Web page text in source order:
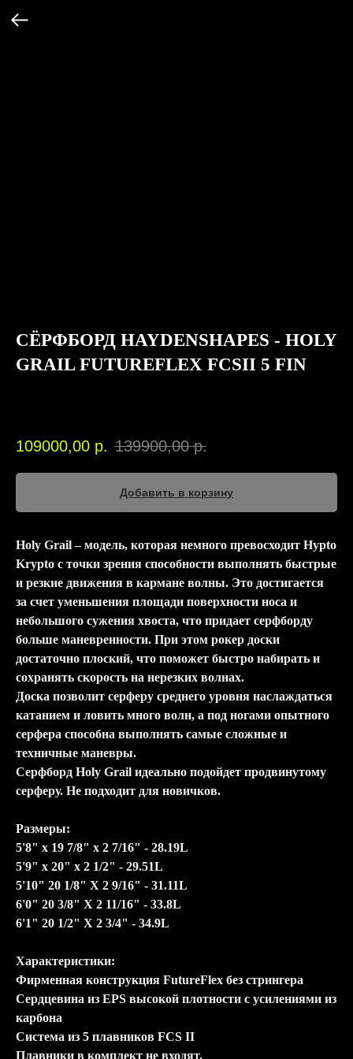
СЁРФБОРД HAYDENSHAPES - HOLY
GRAIL FUTUREFLEX FCSII 5 FIN
109000,00 р. 139900,00 р.
Добавить в корзину
Holy Grail– модель, которая немного превосходит Hypto
Krypto с точки зрения способности выполнять быстрые
и резкие движения в кармане волны. Это достигается
за счет уменьшения площади поверхности носа и
небольшого сужения хвоста, что придает серфборду
больше маневренности. При этом рокер доски
достаточно плоский, что поможет быстро набирать и
сохранять скорость на нерезких волнах.
Доска позволит серферу среднего уровня наслаждаться
катанием и ловить много волн, а под ногами опытного
серфера способна выполнять самые сложные и
техничные маневры.
Серфборд Holy Grail идеально подойдет продвинутому
серферу. Не подходит для новичков.
Размеры:
5'8" x 19 7/8" x 2 7/16" - 28.19L
5'9" x 20" x 2 1/2" - 29.51L
5'10" 20 1/8" Х 2 9/16" - 31.11L
6'0" 20 3/8" Х 2 11/16" - 33.8L
6'1" 20 1/2" Х 2 3/4" - 34.9L
Характеристики:
Фирменная конструкция FutureFlex без стрингера
Сердцевина из EPS высокой плотности с усилениями из
карбона
Система из 5 плавников FCS II
Плавники в комплект не входят.